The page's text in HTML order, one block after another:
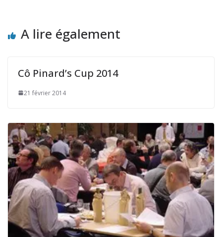
A lire également
Cô Pinard’s Cup 2014
21 février 2014